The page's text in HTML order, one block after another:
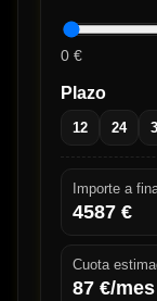
0 €
Plazo
12 24
Importe a
4587 €
Cuota
87 €/mes